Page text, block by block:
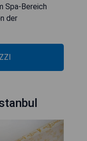
Spa-Bereich
der